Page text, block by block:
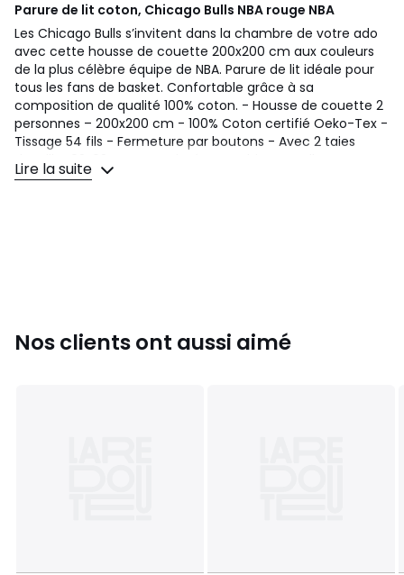
Parure de lit coton, Chicago Bulls NBA rouge NBA
Les Chicago Bulls s’invitent dans la chambre de votre ado
avec cette housse de couette 200x200 cm aux couleurs
de la plus célèbre équipe de NBA. Parure de lit idéale pour
tous les fans de basket. Confortable grâce à sa
composition de qualité 100% coton. - Housse de couette 2
personnes – 200x200 cm - 100% Coton certifié Oeko-Tex -
Tissage 54 fils - Fermeture par boutons - Avec 2 taies
d’oreiller 63x63 cm - Imprimé Logo Chicago Bulls
Lire la suite
Nos clients ont aussi aimé